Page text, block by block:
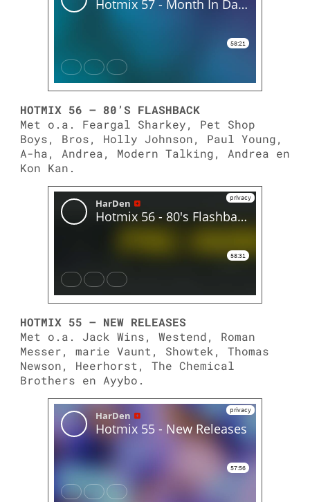
HOTMIX 56 – 80’S FLASHBACK
Met o.a. Feargal Sharkey, Pet Shop
Boys, Bros, Holly Johnson, Paul Young,
A-ha, Andrea, Modern Talking, Andrea en
Kon Kan.
HOTMIX 55 – NEW RELEASES
Met o.a. Jack Wins, Westend, Roman
Messer, marie Vaunt, Showtek, Thomas
Newson, Heerhorst, The Chemical
Brothers en Ayybo.